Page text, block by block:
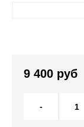
9 400 руб
-